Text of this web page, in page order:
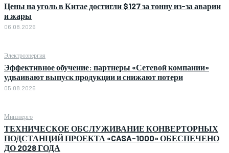
Цены на уголь в Китае достигли $127 за тонну из-за аварии
и жары
06.08.2026
Электроэнергия
Эффективное обучение: партнеры «Сетевой компании»
удваивают выпуск продукции и снижают потери
05.08.2026
Минэнерго
ТЕХНИЧЕСКОЕ ОБСЛУЖИВАНИЕ КОНВЕРТОРНЫХ
ПОДСТАНЦИЙ ПРОЕКТА «CASA-1000» ОБЕСПЕЧЕНО
ДО 2028 ГОДА